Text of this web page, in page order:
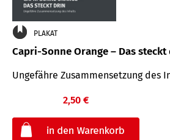
PLAKAT
Capri-Sonne Orange – Das
Ungefähre Zu­sammen­setzung des
2,50 €